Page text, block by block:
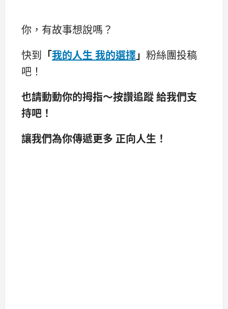
你，有故事想說嗎？
快到 「我的人生 我的選擇」 粉絲團投稿
吧！
也請動動你的拇指～按讚追蹤 給我們支
持吧！
讓我們為你傳遞更多 正向人生！